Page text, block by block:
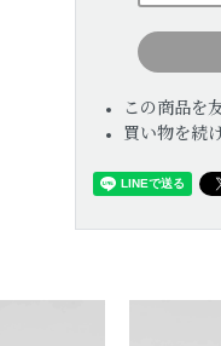
この商品を
買い物を続